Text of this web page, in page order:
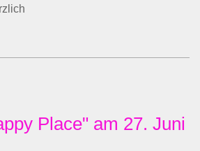
Place" am 27. Juni